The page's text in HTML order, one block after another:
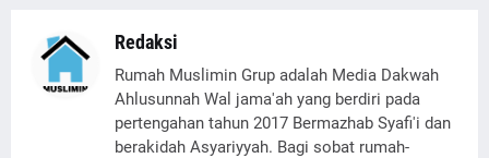
Redaksi
Rumah Muslimin Grup adalah Media Dakwah
Ahlusunnah Wal jama'ah yang berdiri pada
pertengahan tahun 2017 Bermazhab Syafi'i dan
berakidah Asyariyyah. Bagi sobat rumah-